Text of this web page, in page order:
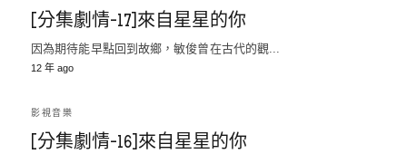
[分集劇情-17]來自星星的你
因為期待能早點回到故鄉，敏俊曾在古代的觀...
12 年 ago
影視音樂
[分集劇情-16]來自星星的你